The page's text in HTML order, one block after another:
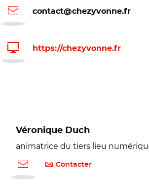
contact@chezyvonne.fr
https://chezyvonne.fr
Véronique Duch
animatrice du tiers lieu
Contacter